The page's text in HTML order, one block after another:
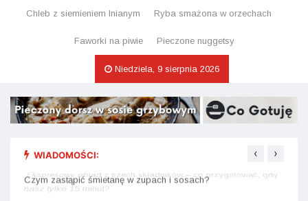
Chleb z siemieniem lnianym Ryba smażona w orzechach
Faworki na piwie Pieczone nuggetsy
Niedziela, 9 sierpnia 2026
WIADOMOŚCI:
Czym zastąpić śmietanę w zupach i sosach?
Ekspresowy obiad z trzech składników – co przygotować, gdy
masz tylko 15 minut?
‹ ›